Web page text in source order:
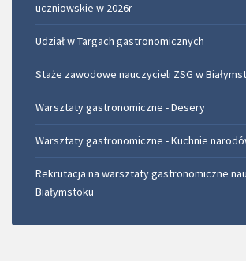
uczniowskie w 2026r
Udział w Targach gastronomicznych
Staże zawodowe nauczycieli ZSG w
Warsztaty gastronomiczne - Desery
Warsztaty gastronomiczne - Kuchnie
Rekrutacja na warsztaty gastronomiczne
Białymstoku